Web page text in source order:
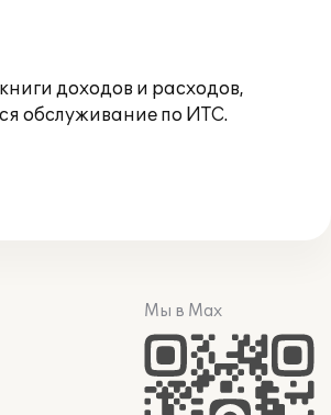
доходов и расходов,
обслуживание по ИТС.
Мы в Max